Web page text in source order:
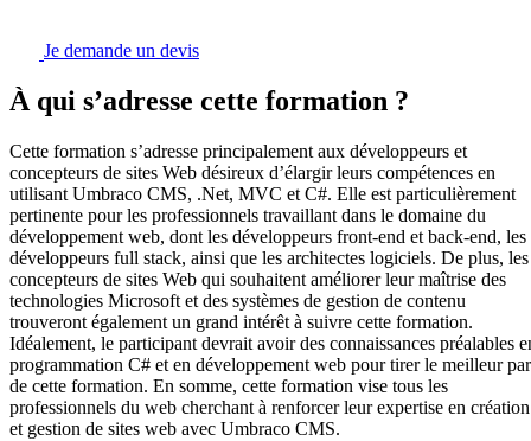
Je demande un devis
À qui s’adresse cette formation ?
Cette formation s’adresse principalement aux développeurs et
concepteurs de sites Web désireux d’élargir leurs compétences en
utilisant Umbraco CMS, .Net, MVC et C#. Elle est particulièrement
pertinente pour les professionnels travaillant dans le domaine du
développement web, dont les développeurs front-end et back-end, les
développeurs full stack, ainsi que les architectes logiciels. De plus, les
concepteurs de sites Web qui souhaitent améliorer leur maîtrise des
technologies Microsoft et des systèmes de gestion de contenu
trouveront également un grand intérêt à suivre cette formation.
Idéalement, le participant devrait avoir des connaissances préalables
programmation C# et en développement web pour tirer le meilleur
de cette formation. En somme, cette formation vise tous les
professionnels du web cherchant à renforcer leur expertise en création
et gestion de sites web avec Umbraco CMS.